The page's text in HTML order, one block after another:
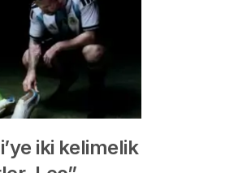
iki kelimelik